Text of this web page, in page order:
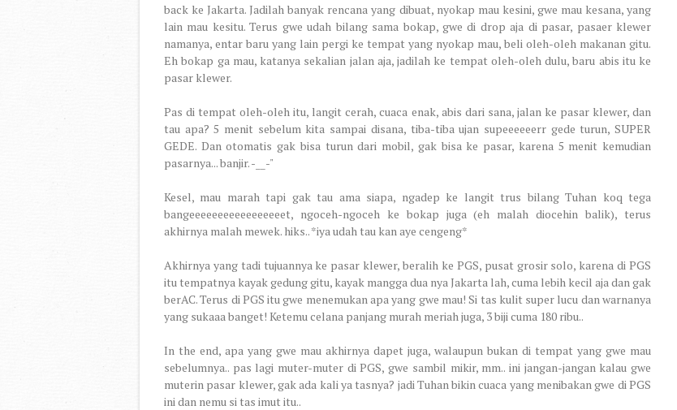
back ke Jakarta. Jadilah banyak rencana yang dibuat, nyokap mau kesini, gwe mau kesana, yang
lain mau kesitu. Terus gwe udah bilang sama bokap, gwe di drop aja di pasar, pasaer klewer
namanya, entar baru yang lain pergi ke tempat yang nyokap mau, beli oleh-oleh makanan gitu.
Eh bokap ga mau, katanya sekalian jalan aja, jadilah ke tempat oleh-oleh dulu, baru abis itu ke
pasar klewer.
Pas di tempat oleh-oleh itu, langit cerah, cuaca enak, abis dari sana, jalan ke pasar klewer, dan
tau apa? 5 menit sebelum kita sampai disana, tiba-tiba ujan supeeeeeerr gede turun, SUPER
GEDE. Dan otomatis gak bisa turun dari mobil, gak bisa ke pasar, karena 5 menit kemudian
pasarnya... banjir. -__-"
Kesel, mau marah tapi gak tau ama siapa, ngadep ke langit trus bilang Tuhan koq tega
bangeeeeeeeeeeeeeeeeet, ngoceh-ngoceh ke bokap juga (eh malah diocehin balik), terus
akhirnya malah mewek. hiks.. *iya udah tau kan aye cengeng*
Akhirnya yang tadi tujuannya ke pasar klewer, beralih ke PGS, pusat grosir solo, karena di PGS
itu tempatnya kayak gedung gitu, kayak mangga dua nya Jakarta lah, cuma lebih kecil aja dan gak
berAC. Terus di PGS itu gwe menemukan apa yang gwe mau! Si tas kulit super lucu dan warnanya
yang sukaaa banget! Ketemu celana panjang murah meriah juga, 3 biji cuma 180 ribu..
In the end, apa yang gwe mau akhirnya dapet juga, walaupun bukan di tempat yang gwe mau
sebelumnya.. pas lagi muter-muter di PGS, gwe sambil mikir, mm.. ini jangan-jangan kalau gwe
muterin pasar klewer, gak ada kali ya tasnya? jadi Tuhan bikin cuaca yang menibakan gwe di PGS
ini dan nemu si tas imut itu..